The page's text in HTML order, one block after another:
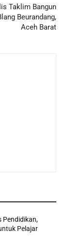
Taklim Bangun
Beurandang,
Aceh Barat
Pendidikan,
Pelajar